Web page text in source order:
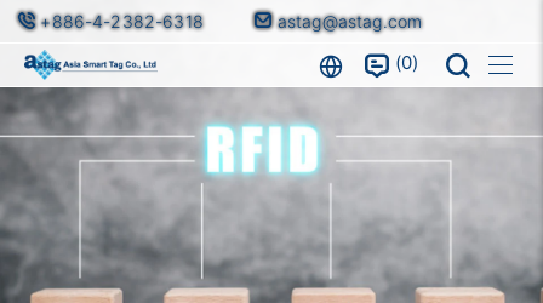
+886-4-2382-6318 astag@astag.com
0